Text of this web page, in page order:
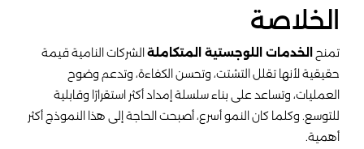
الخلاصة
تمنح الخدمات اللوجستية المتكاملة الشركات النامية قيمة
حقيقية لأنها تقلل التشتت، وتحسن الكفاءة، وتدعم وضوح
العمليات، وتساعد على بناء سلسلة إمداد أكثر استقرارًا وقابلية
للتوسع. وكلما كان النمو أسرع، أصبحت الحاجة إلى هذا النموذج أكثر
أهمية.